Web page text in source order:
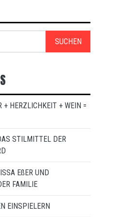
SUCHEN
+ HERZLICHKEIT + WEIN =
STILMITTEL DER
EßER UND
FAMILIE
EINSPIELERN